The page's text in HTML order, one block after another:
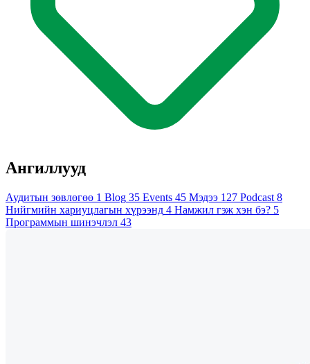
Ангиллууд
Аудитын зөвлөгөө 1 Blog 35 Events 45 Мэдээ 127 Podcast 8
Нийгмийн хариуцлагын хүрээнд 4 Намжил гэж хэн бэ? 5
Программын шинэчлэл 43